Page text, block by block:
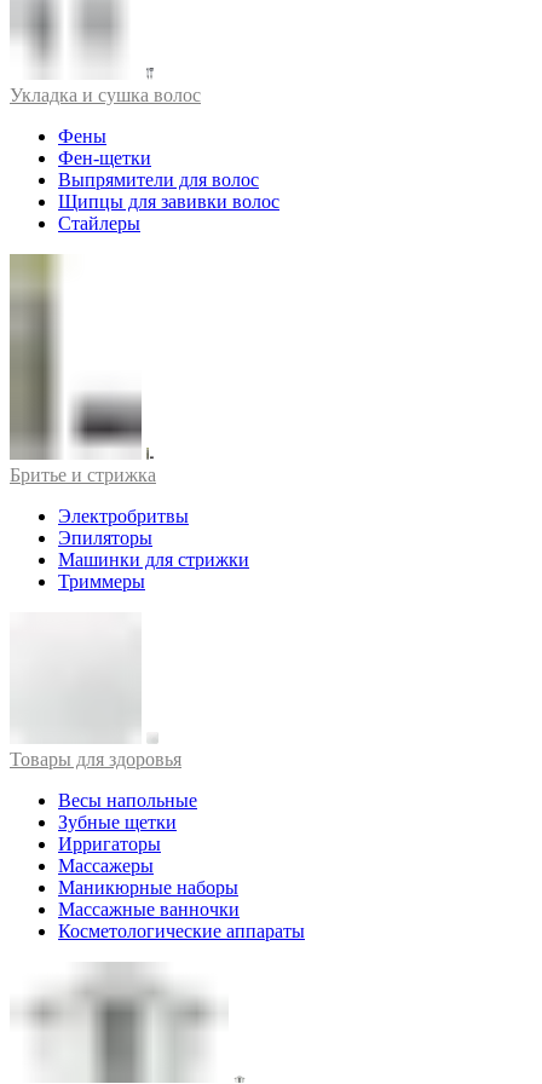
Укладка и сушка волос
Фены
Фен-щетки
Выпрямители для волос
Щипцы для завивки волос
Стайлеры
Бритье и стрижка
Электробритвы
Эпиляторы
Машинки для стрижки
Триммеры
Товары для здоровья
Весы напольные
Зубные щетки
Ирригаторы
Массажеры
Маникюрные наборы
Массажные ванночки
Косметологические аппараты